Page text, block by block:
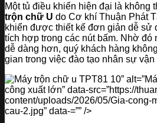
Một tủ điều khiển hiện đại là không
trộn chữ U do Cơ khí Thuận Phát
khiển được thiết kế đơn giản dễ sử
tích hợp trong các nút bấm. Nhờ đó
dễ dàng hơn, quý khách hàng
gian trong việc đào tạo nhân sự vận
”
công xuất lớn” data-src=”https://
content/uploads/2026/05/Gia-cong-
cau-2.jpg” data-=”” />